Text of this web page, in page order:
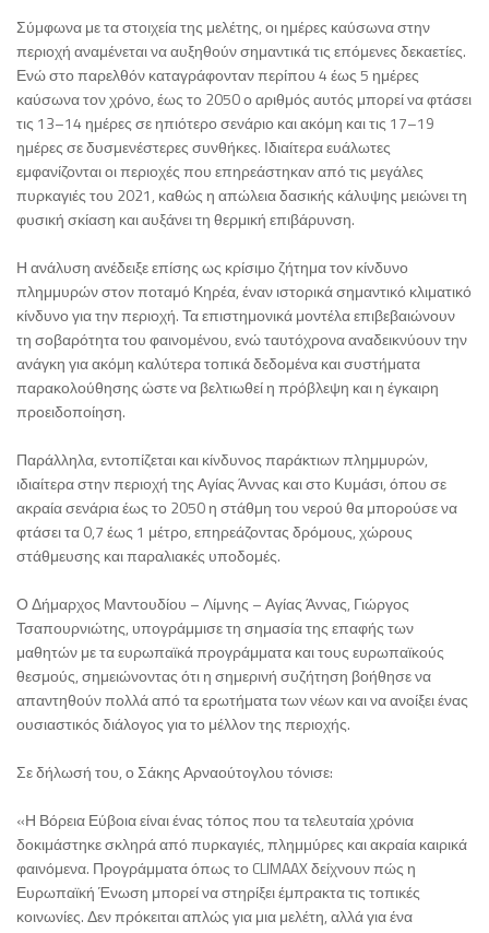
Σύμφωνα με τα στοιχεία της μελέτης, οι ημέρες καύσωνα στην
περιοχή αναμένεται να αυξηθούν σημαντικά τις επόμενες δεκαετίες.
Ενώ στο παρελθόν καταγράφονταν περίπου 4 έως 5 ημέρες
καύσωνα τον χρόνο, έως το 2050 ο αριθμός αυτός μπορεί να φτάσει
τις 13–14 ημέρες σε ηπιότερο σενάριο και ακόμη και τις 17–19
ημέρες σε δυσμενέστερες συνθήκες. Ιδιαίτερα ευάλωτες
εμφανίζονται οι περιοχές που επηρεάστηκαν από τις μεγάλες
πυρκαγιές του 2021, καθώς η απώλεια δασικής κάλυψης μειώνει τη
φυσική σκίαση και αυξάνει τη θερμική επιβάρυνση.
Η ανάλυση ανέδειξε επίσης ως κρίσιμο ζήτημα τον κίνδυνο
πλημμυρών στον ποταμό Κηρέα, έναν ιστορικά σημαντικό κλιματικό
κίνδυνο για την περιοχή. Τα επιστημονικά μοντέλα επιβεβαιώνουν
τη σοβαρότητα του φαινομένου, ενώ ταυτόχρονα αναδεικνύουν την
ανάγκη για ακόμη καλύτερα τοπικά δεδομένα και συστήματα
παρακολούθησης ώστε να βελτιωθεί η πρόβλεψη και η έγκαιρη
προειδοποίηση.
Παράλληλα, εντοπίζεται και κίνδυνος παράκτιων πλημμυρών,
ιδιαίτερα στην περιοχή της Αγίας Άννας και στο Κυμάσι, όπου σε
ακραία σενάρια έως το 2050 η στάθμη του νερού θα μπορούσε να
φτάσει τα 0,7 έως 1 μέτρο, επηρεάζοντας δρόμους, χώρους
στάθμευσης και παραλιακές υποδομές.
Ο Δήμαρχος Μαντουδίου – Λίμνης – Αγίας Άννας, Γιώργος
Τσαπουρνιώτης, υπογράμμισε τη σημασία της επαφής των
μαθητών με τα ευρωπαϊκά προγράμματα και τους ευρωπαϊκούς
θεσμούς, σημειώνοντας ότι η σημερινή συζήτηση βοήθησε να
απαντηθούν πολλά από τα ερωτήματα των νέων και να ανοίξει ένας
ουσιαστικός διάλογος για το μέλλον της περιοχής.
Σε δήλωσή του, ο Σάκης Αρναούτογλου τόνισε:
«Η Βόρεια Εύβοια είναι ένας τόπος που τα τελευταία χρόνια
δοκιμάστηκε σκληρά από πυρκαγιές, πλημμύρες και ακραία καιρικά
φαινόμενα. Προγράμματα όπως το CLIMAAX δείχνουν πώς η
Ευρωπαϊκή Ένωση μπορεί να στηρίξει έμπρακτα τις τοπικές
κοινωνίες. Δεν πρόκειται απλώς για μια μελέτη, αλλά για ένα